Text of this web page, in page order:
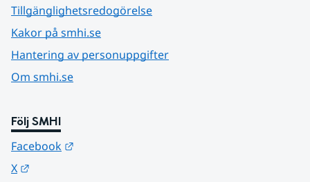
Tillgänglighetsredogörelse
Kakor på smhi.se
Hantering av personuppgifter
Om smhi.se
Följ SMHI
Facebook
X